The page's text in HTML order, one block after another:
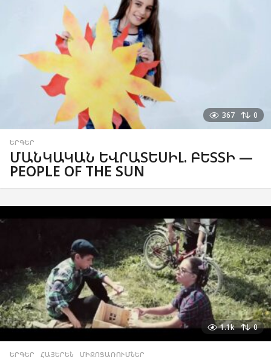
367 0
ԵՐԳԵՐ
ՄԱՆԿԱԿԱՆ ԵՎՐԱՏԵՍԻԼ. ԲԵՏՏԻ —
PEOPLE OF THE SUN
1.1k 0
ԵՐԳԵՐ ,ՀԱՅԵՐԵՆ ,ՄԻՋՈՑԱՌՈՒՄՆԵՐ